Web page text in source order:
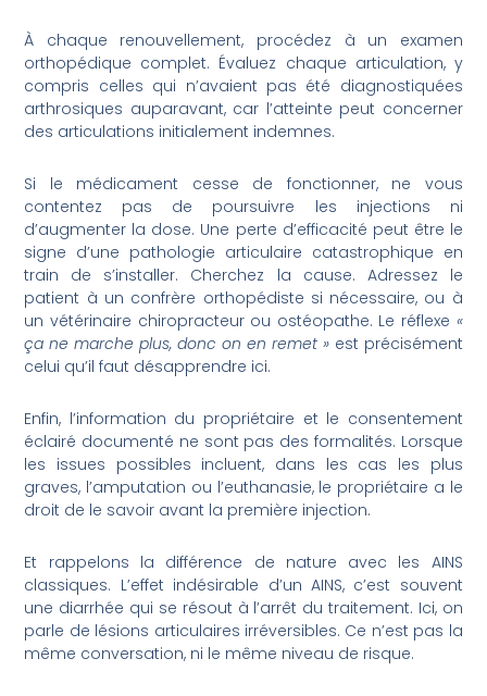
À chaque renouvellement, procédez à un examen
orthopédique complet. Évaluez chaque articulation, y
compris celles qui n’avaient pas été diagnostiquées
arthrosiques auparavant, car l’atteinte peut concerner
des articulations initialement indemnes.
Si le médicament cesse de fonctionner, ne vous
contentez pas de poursuivre les injections ni
d’augmenter la dose. Une perte d’efficacité peut être le
signe d’une pathologie articulaire catastrophique en
train de s’installer. Cherchez la cause. Adressez le
patient à un confrère orthopédiste si nécessaire, ou à
un vétérinaire chiropracteur ou ostéopathe. Le réflexe «
ça ne marche plus, donc on en remet »est précisément
celui qu’il faut désapprendre ici.
Enfin, l’information du propriétaire et le consentement
éclairé documenté ne sont pas des formalités. Lorsque
les issues possibles incluent, dans les cas les plus
graves, l’amputation ou l’euthanasie, le propriétaire a le
droit de le savoir avant la première injection.
Et rappelons la différence de nature avec les AINS
classiques. L’effet indésirable d’un AINS, c’est souvent
une diarrhée qui se résout à l’arrêt du traitement. Ici, on
parle de lésions articulaires irréversibles. Ce n’est pas la
même conversation, ni le même niveau de risque.